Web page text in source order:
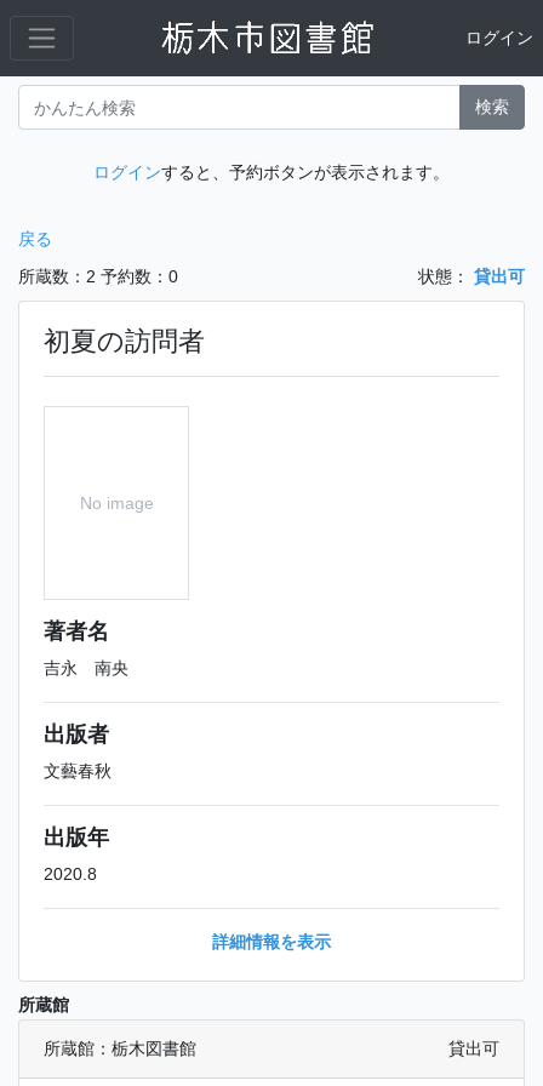
ログイン
検索
ログインすると、予約ボタンが表示されます。
戻る
所蔵数：2 予約数：0 状態： 貸出可
初夏の訪問者
No image
著者名
吉永 南央
出版者
文藝春秋
出版年
2020.8
詳細情報を表示
所蔵館
所蔵館：栃木図書館 貸出可